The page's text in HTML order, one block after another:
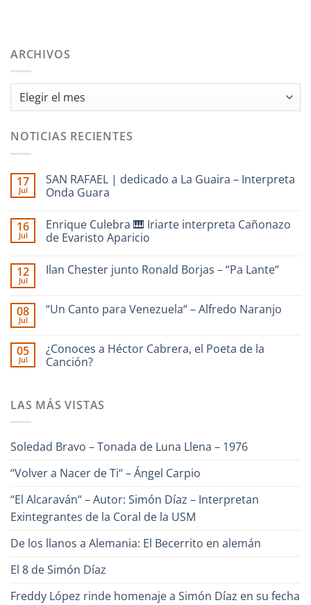
ARCHIVOS
Archivos
NOTICIAS RECIENTES
17
Jul
SAN RAFAEL | dedicado a La Guaira – Interpreta
Onda Guara
comentarios
en
SAN
dedicado
–
Interpreta
16
Jul
Enrique Culebra 🎹 Iriarte interpreta Cañonazo
de Evaristo Aparicio
comentarios
🎹
Iriarte
Evaristo
Aparicio
12
Jul
Ilan Chester junto Ronald Borjas – “Pa Lante“
en
Ronald
Borjas
–
08
Jul
“Un Canto para Venezuela“ – Alfredo Naranjo
en
“Un
Canto
Alfredo
05
Jul
¿Conoces a Héctor Cabrera, el Poeta de la
Canción?
en
¿Conoces
el
la
LAS MÁS VISTAS
Soledad Bravo – Tonada de Luna Llena – 1976
“Volver a Nacer de Ti“ – Ángel Carpio
“El Alcaraván“ – Autor: Simón Díaz – Interpretan
Exintegrantes de la Coral de la USM
De los llanos a Alemania: El Becerrito en alemán
El 8 de Simón Díaz
Freddy López rinde homenaje a Simón Díaz en su fecha